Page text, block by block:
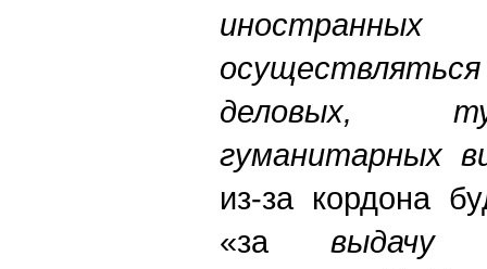
деловых,
гуманитарных
из-за кордона
«завыдачу